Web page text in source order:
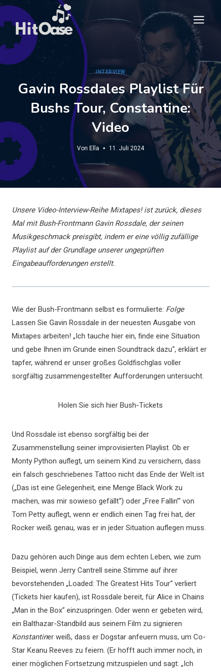
Zum
Inhalt
springen
INTERVIEW
Gavin Rossdales Playlist Für
Bushs Tour, Constantine:
Video
Von Ella 11. Juli 2024
Unsere Video-Interview-Reihe Mixtapes!ist zurück, dieses
Mal mit Bush-Frontmann Gavin Rossdale, der seinen
Musikgeschmack preisgibt, indem er eine völlig zufällige
Playlist auf der Grundlage unserer ungeprüften
Eingabeaufforderungen erstellt.
Wie der Bush-Frontmann selbst es formulierte: Folge
Lassen Sie Gavin Rossdale in der neuesten Ausgabe von
Mixtapes arbeiten! „Ich tauche hier ein, finde eine Situation
und gebe Ihnen im Grunde einen Soundtrack dazu“, erklärt er
tapfer, während er unser großes Goldfischglas voller
sorgfältig zusammengestellter Aufforderungen untersucht.
Holen Sie sich hier Bush-Tickets
Und Rossdale ist ebenso sorgfältig bei der
Zusammenstellung seiner improvisierten Playlist. Ob er
Monty Python auflegt, um seinem Kind zu versichern, dass
ein falsch geschriebenes Tattoo nicht das Ende der Welt ist
(„Das ist eine Gelegenheit, eine Menge Black Work zu
machen, was mir sowieso gefällt“) oder „Free Fallin’“ von
Tom Petty auflegt, wenn er endlich einen Tag frei hat, der
Rocker weiß genau, was er in jeder Situation auflegen muss.
Dazu gehören auch Dinge aus dem echten Leben, wie zum
Beispiel, wenn Jerry Cantrell seine Stimme auf ihrer
bevorstehenden „Loaded: The Greatest Hits Tour“ verliert
(Tickets hier kaufen), ist Rossdale bereit, für Alice in Chains
„Man in the Box“ einzuspringen. Oder wenn er gebeten wird,
ein Balthazar-Standbild aus seinem Film zu signieren
Konstantiner weiß, dass er Dogstar anfeuern muss, um Co-
Star Keanu Reeves zu feiern. (Er hofft auch immer noch, in
einer möglichen Fortsetzung mitzuspielen und sagt: „Ich